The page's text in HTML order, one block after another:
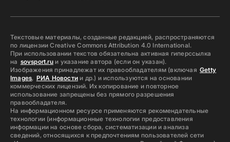
Текстовые материалы, созданные редакцией, распространяются
по лицензии Creative Commons Attribution 4.0 International.
При использовании текстов обязательна активная гиперссылка
на sovsport.ruи указание автора (если он указан).
Изображения принадлежат их правообладателям (включая Getty
Images, РИА Новостии др.) и используются на основании
коммерческих лицензий. Их копирование и повторное
использование запрещены без прямого разрешения
правообладателя.
На информационном ресурсе применяются рекомендательные
технологии (информационные технологии предоставления
информации на основе сбора, систематизации и анализа
сведений, относящихся к предпочтениям пользователей сети